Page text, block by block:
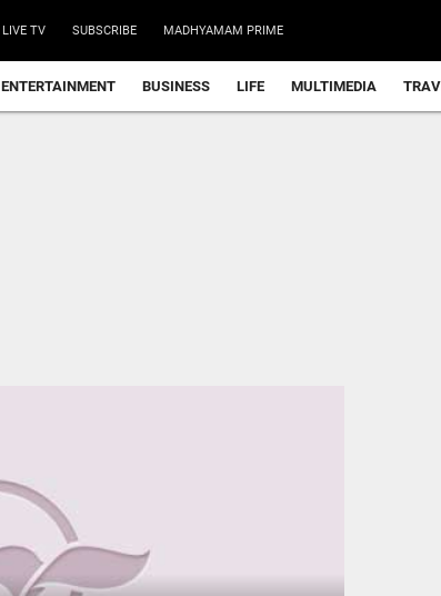
LIVE TV SUBSCRIBE MADHYAMAM PRIME
ENTERTAINMENT BUSINESS LIFE MULTIMEDIA